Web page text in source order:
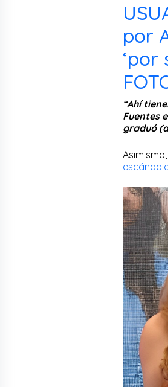
por
‘por
“Ahí
Fuentes
graduó
Asimismo,